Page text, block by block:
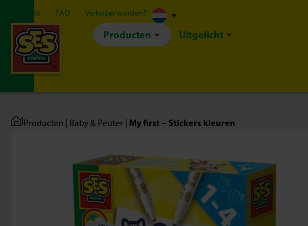
Over ons FAQ Verkoper worden?
Producten Uitgelicht
|Producten Baby & Peuter My first – Stickers kleuren